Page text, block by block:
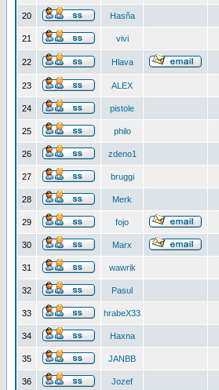
20 Hasňa
21 vivi
22 Hlava
23 ALEX
24 pistole
25 philo
26 zdeno1
27 bruggi
28 Merk
29 fojo
30 Marx
31 wawrik
32 Pasul
33 hrabeX33
34 Haxna
35 JANBB
36 Jozef